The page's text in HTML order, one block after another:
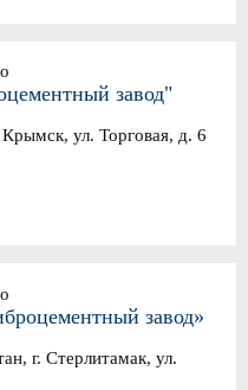
завод"
ул. Торговая, д. 6
завод»
г. Стерлитамак, ул.